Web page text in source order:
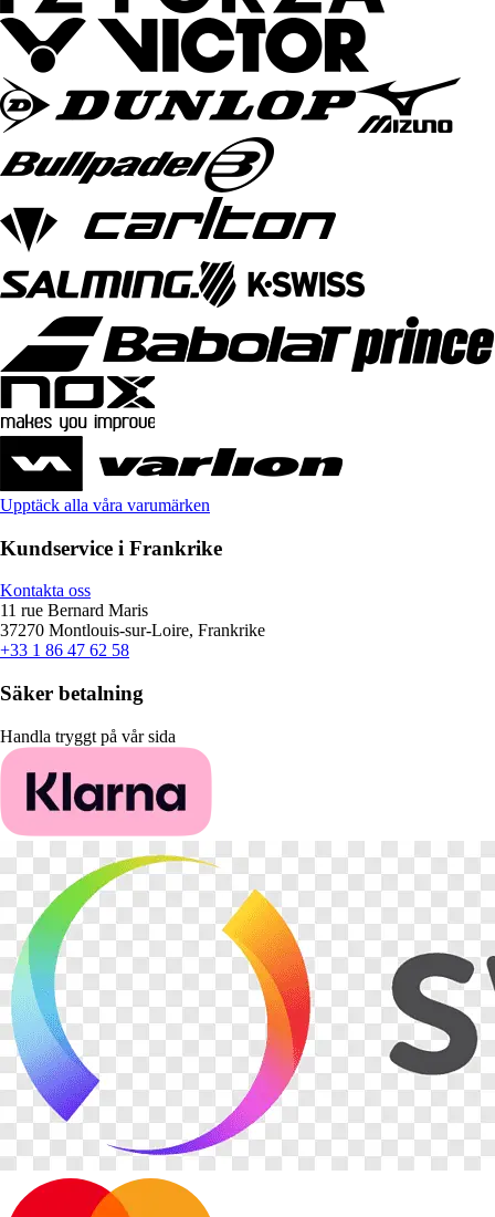
Upptäck alla våra varumärken
Kundservice i Frankrike
Kontakta oss
11 rue Bernard Maris
37270 Montlouis-sur-Loire, Frankrike
+33 1 86 47 62 58
Säker betalning
Handla tryggt på vår sida